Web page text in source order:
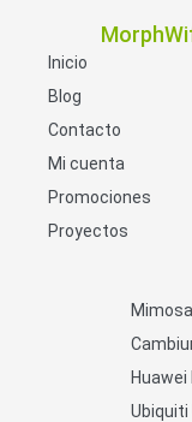
Inicio
Blog
Contacto
Mi cuenta
Promociones
Proyectos
Huawei
Ubiquiti